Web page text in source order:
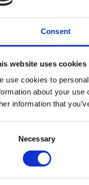
Consent
website uses cookies
use cookies to
about your
information that
Necessary
KIM
które
z
nabijania ludzi
Nie budujemy